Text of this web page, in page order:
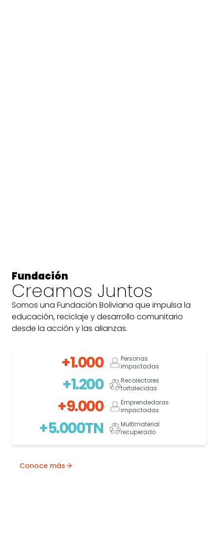
Fundación
Creamos Juntos
Somos una Fundación Boliviana que impulsa la
educación, reciclaje y desarrollo comunitario
desde la acción y las alianzas.
+1.000
Personas
impactadas
+1.200
Recolectores
fortalecidas
+9.000
Emprendedoras
impactadas
+5.000TN
Multimaterial
recuperado
Conoce más